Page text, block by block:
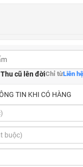
Thu cũ lên đờiChỉ từLiên hệ
TIN KHI CÓ HÀNG